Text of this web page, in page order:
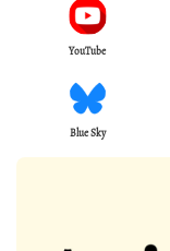
YouTube
Blue Sky